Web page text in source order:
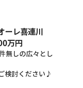
ーレ喜連川
万円
無しの広々とし
検討ください♪